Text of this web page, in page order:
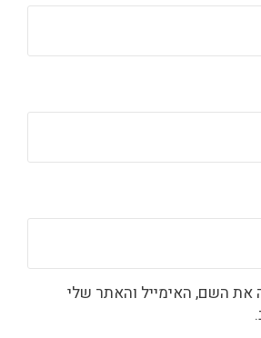
את השם, האימייל והאתר שלי